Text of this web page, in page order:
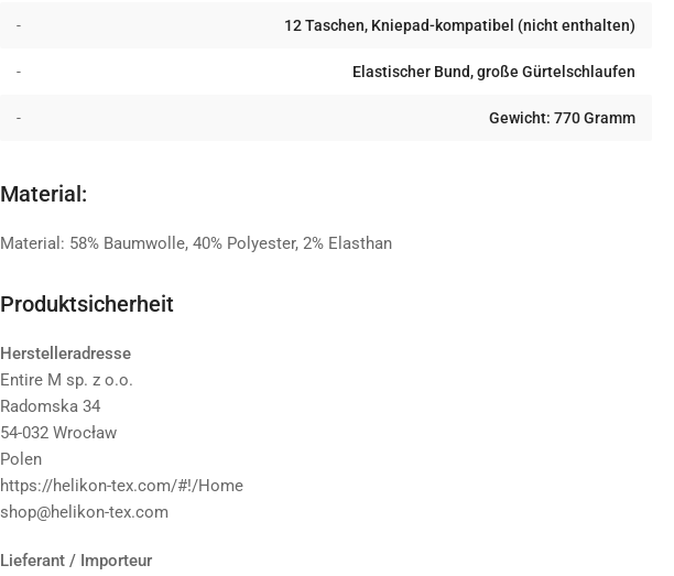
- 12 Taschen, Kniepad-kompatibel (nicht enthalten)
- Elastischer Bund, große Gürtelschlaufen
- Gewicht: 770 Gramm
Material:
Material: 58% Baumwolle, 40% Polyester, 2% Elasthan
Produktsicherheit
Herstelleradresse
Entire M sp. z o.o.
Radomska 34
54-032 Wrocław
Polen
https://helikon-tex.com/#!/Home
shop@helikon-tex.com
Lieferant / Importeur